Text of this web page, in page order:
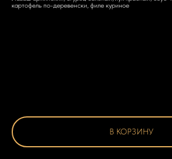
В КОРЗИНУ
картофель по-деревенски, филе куриное